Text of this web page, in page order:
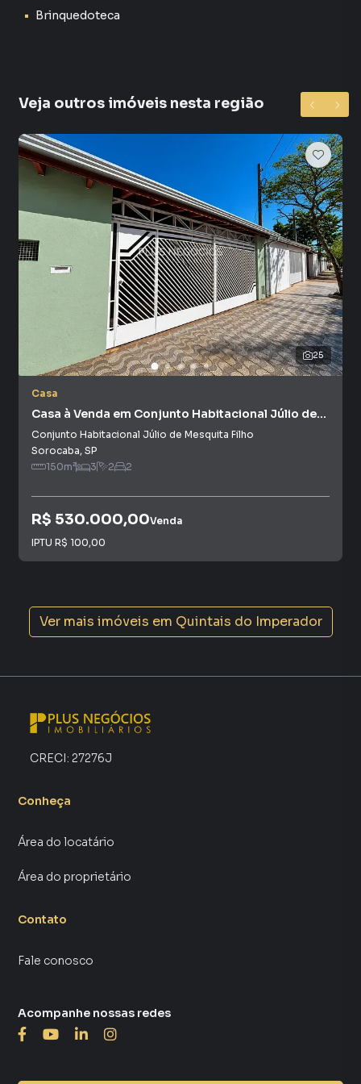
Brinquedoteca
Veja outros imóveis nesta região
25
Casa
Casa à Venda em Conjunto Habitacional Júlio de
Mesquita Filho
Conjunto Habitacional Júlio de Mesquita Filho
Sorocaba, SP
150m² 3 2 2
R$ 530.000,00Venda
IPTU R$ 100,00
Ver mais imóveis em Quintais do Imperador
CRECI: 27276J
Conheça
Área do locatário
Área do proprietário
Contato
Fale conosco
Acompanhe nossas redes